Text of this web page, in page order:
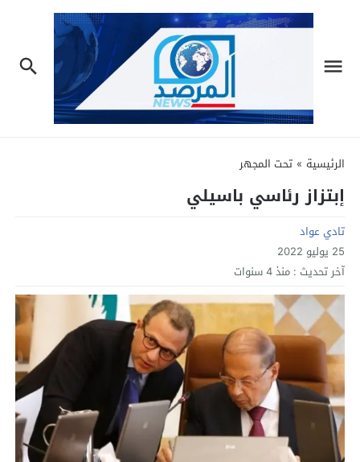
الرئيسية » تحت المجهر
إبتزاز رئاسي باسيلي
تادي عواد
25 يوليو 2022
آخر تحديث : منذ 4 سنوات